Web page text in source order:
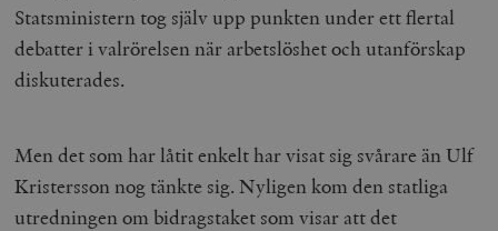
Statsministern tog själv upp punkten under ett flertal
debatter i valrörelsen när arbetslöshet och utanförskap
diskuterades.
Men det som har låtit enkelt har visat sig svårare än Ulf
Kristersson nog tänkte sig. Nyligen kom den statliga
utredningen om bidragstaket som visar att det